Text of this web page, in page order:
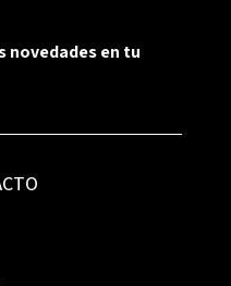
novedades en tu